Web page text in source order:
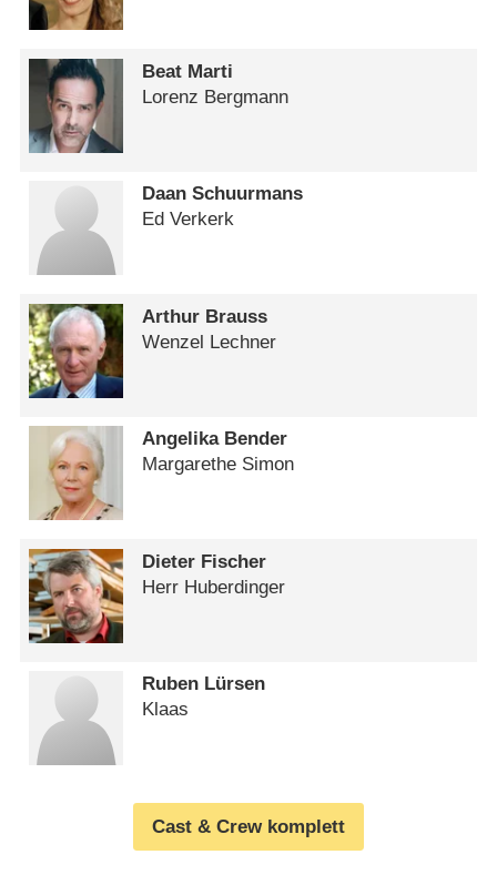
Beat Marti
Lorenz Bergmann
Daan Schuurmans
Ed Verkerk
Arthur Brauss
Wenzel Lechner
Angelika Bender
Margarethe Simon
Dieter Fischer
Herr Huberdinger
Ruben Lürsen
Klaas
Cast & Crew komplett